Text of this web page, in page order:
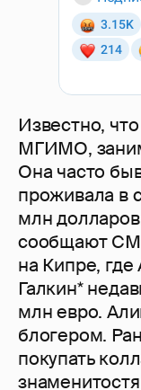
Известно,
МГИМО,
Она часто
проживала в
млн
сообщают
на Кипре,
Галкин*
млн евро.
блогером.
покупать